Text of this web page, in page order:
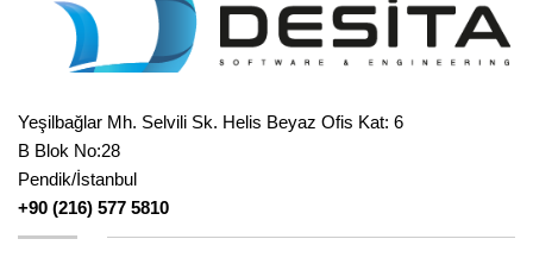
Yeşilbağlar Mh. Selvili Sk. Helis Beyaz Ofis Kat: 6
B Blok No:28
Pendik/İstanbul
+90 (216) 577 5810